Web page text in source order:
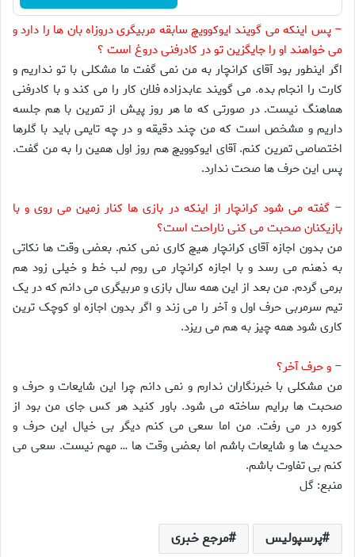
– پس اینکه می گویند ایوکوویچ سابقه مربیگری دروزاه بان ها را دارد و
می خواهند او را جایگزین تو در کادرفنی دروغ است ؟
اگر اینطور بود آقای کرانچار به من نمی گفت ما مشکلی با تو نداریم و
کارت را انجام بده. می گویند عابدزاده فلان کار را می کند و با کادرفنی
هماهنگ نیست. در صورتی که ما هر روز پیش از تمرین با هم جلسه
داریم و مشخص است که من چند دقیقه و در چه تایمی باید با گلرها
اختصاصی تمرین کنم. آقای ایوکوویچ هم روز اول همین را به من گفت.
پس این حرف ها صحت ندارد.
– گفته می شود کرانچار از اینکه در بازی ها کنار زمین می روی و با
بازیکنان صحبت می کنی ناراحت است؟
من بدون اجازه آقای کرانچار هیچ کاری نمی کنم. بعضی وقت ها نکاتی
به ذهنم می رسد و با اجازه کرانچار می روم لب خط و خیلی زود هم
برمی گردم. من بعد از این همه سال بازی و مربیگری می دانم که در یک
تیم سرمربی حرف اول و آخر را می زند و اگر بدون اجازه او کوچک ترین
کاری شود همه چیز به هم می ریزد.
– و حرف آخر؟
من مشکلی با خبرنگاران ندارم و نمی دانم چرا این شایعات و حرف و
صحبت ها برایم ساخته می شود. باور کنید هر کس جای من بود از
کوره در می رفت. من اما سعی می کنم دیگر بی خیال این حرف و
حدیث ها و شایعات باشم اما بعضی وقت ها … مهم نیست. سعی می
کنم بی تفاوت باشم.
منبع: گل
پرسپولیس
مرجع خبری